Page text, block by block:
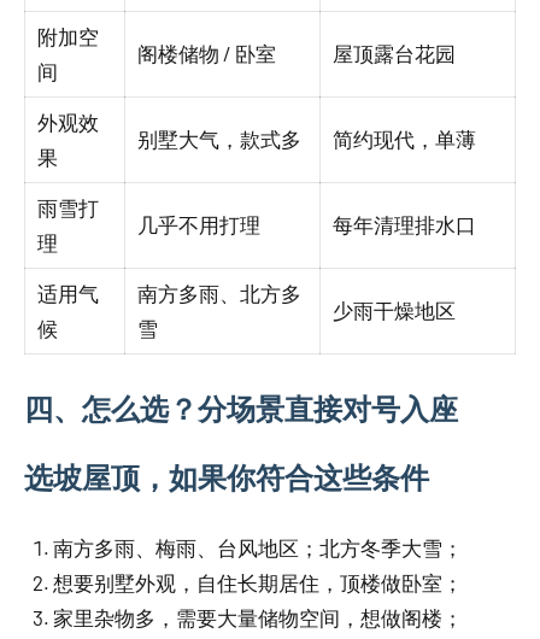
附加空
间
阁楼储物 / 卧室 屋顶露台花园
外观效
果
别墅大气，款式多 简约现代，单薄
雨雪打
理
几乎不用打理 每年清理排水口
适用气
候
南方多雨、北方多
雪
少雨干燥地区
四、怎么选？分场景直接对号入座
选坡屋顶，如果你符合这些条件
南方多雨、梅雨、台风地区；北方冬季大雪；
想要别墅外观，自住长期居住，顶楼做卧室；
家里杂物多，需要大量储物空间，想做阁楼；